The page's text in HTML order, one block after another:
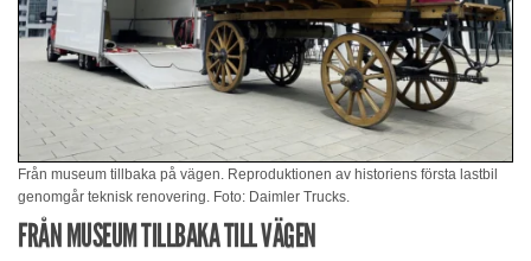
Från museum tillbaka på vägen. Reproduktionen av historiens första lastbil
genomgår teknisk renovering. Foto: Daimler Trucks.
FRÅN MUSEUM TILLBAKA TILL VÄGEN